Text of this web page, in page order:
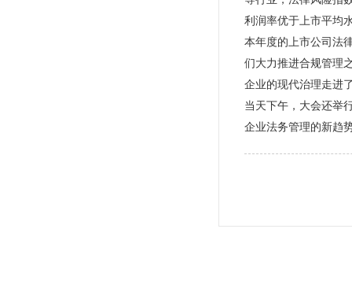
利润率优于上市平均
本年度的上市公司法
们大力推进合规管理
企业的现代治理走进
当天下午，大会还举
企业法务管理的新趋